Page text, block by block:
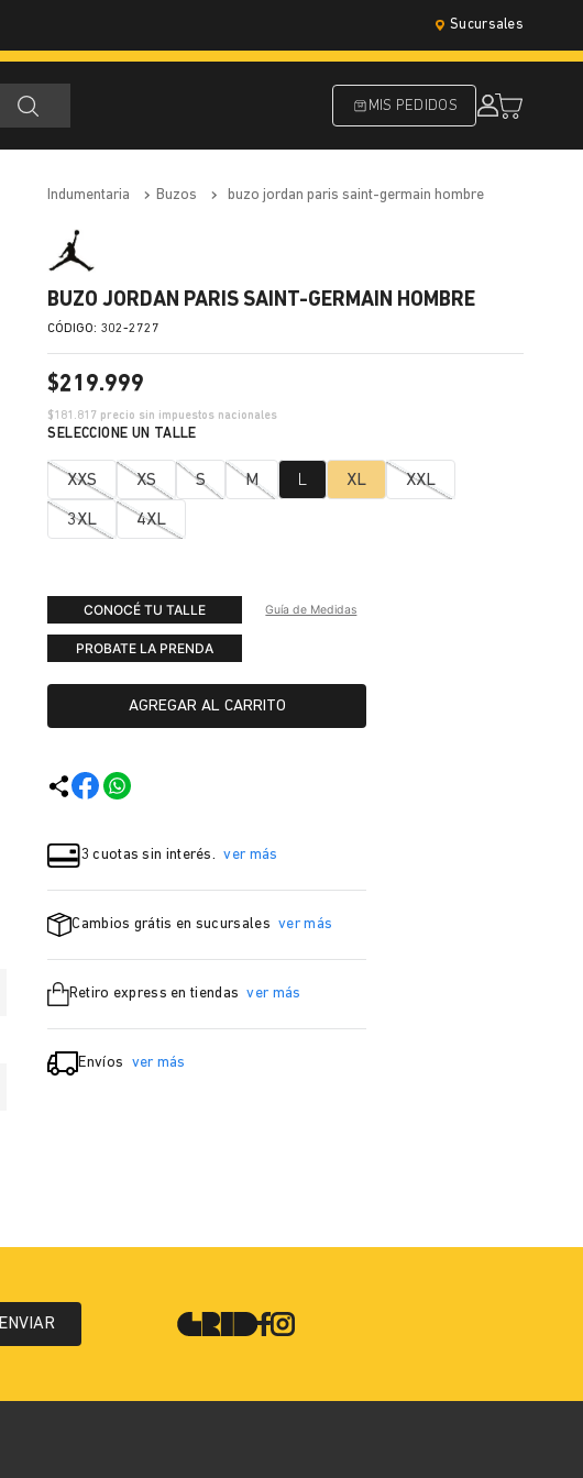
Sucursales
MIS PEDIDOS
indumentaria buzos buzo jordan paris saint-germain hombre
BUZO JORDAN PARIS SAINT-GERMAIN HOMBRE
: 302-2727
$219.999
$181.817 precio sin impuestos nacionales
XXS XS S M L XL XXL
3XL 4XL
CONOCÉ TU TALLE Guía de Medidas
PROBATE LA PRENDA
AGREGAR AL CARRITO
3 cuotas sin interés. ver más
Cambios grátis en sucursales ver más
Retiro express en tiendas ver más
Envíos ver más
ENVIAR